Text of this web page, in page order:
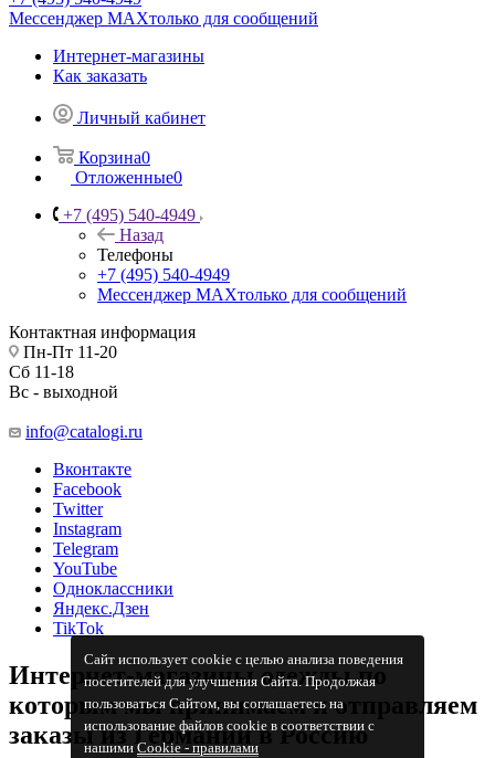
Сайт использует cookie с целью анализа поведения
посетителей для улучшения Сайта. Продолжая
пользоваться Сайтом, вы соглашаетесь на
использование файлов cookie в соответствии с
нашимиCookiе - правилами
Мессенджер МАХтолько для сообщений
Интернет-магазины
Как заказать
Личный кабинет
Корзина0
Отложенные0
+7 (495) 540-4949
Назад
Телефоны
+7 (495) 540-4949
Мессенджер МАХтолько для сообщений
Контактная информация
Пн-Пт 11-20
Сб 11-18
Вс - выходной
info@catalogi.ru
Вконтакте
Facebook
Twitter
Instagram
Telegram
YouTube
Одноклассники
Яндекс.Дзен
TikTok
Интернет-магазины одежды по
которым мы принимаем и отправляем
заказы из Германии в Россию